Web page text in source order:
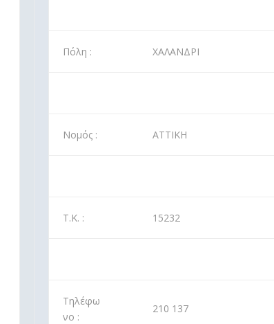
Πόλη : ΧΑΛΑΝΔΡΙ
Νομός : ΑΤΤΙΚΗ
Τ.Κ. : 15232
Τηλέφω
νο :
210 137